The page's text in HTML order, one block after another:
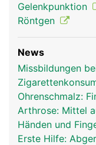
Gelenkpunktion
Röntgen
News
Missbildungen
Ohrenschmalz:
Arthrose: Mittel
Händen und
Erste Hilfe: